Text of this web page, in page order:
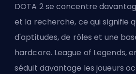
DOTA 2 se concentre
et la recherche, ce qui signifie
d'aptitudes, de rôles et une
hardcore. League of Legends,
séduit davantage les joueurs